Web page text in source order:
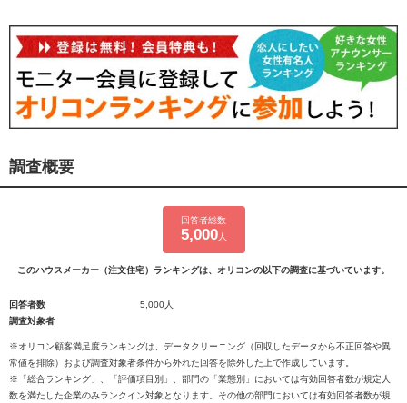
調査概要
回答者総数
5,000人
このハウスメーカー（注文住宅）ランキングは、オリコンの以下の調査に基づいています。
回答者数
5,000人
調査対象者
※オリコン顧客満足度ランキングは、データクリーニング（回収したデータから不正回答や異
常値を排除）および調査対象者条件から外れた回答を除外した上で作成しています。
※「総合ランキング」、「評価項目別」、部門の「業態別」においては有効回答者数が規定人
数を満たした企業のみランクイン対象となります。その他の部門においては有効回答者数が規